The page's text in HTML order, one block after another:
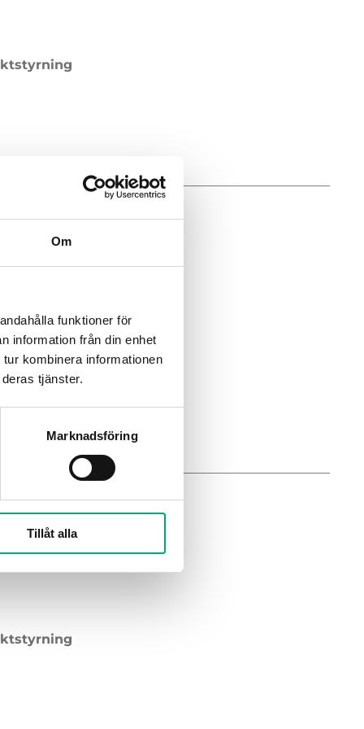
Om
funktioner för
information från din enhet
kombinera informationen
tjänster.
Marknadsföring
Tillåt alla